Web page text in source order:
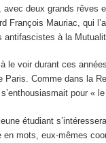
avec deux grands rêves
François Mauriac, qui
à la
à le voir durant ces
Paris. Comme dans la
s’enthousiasmait pour
étudiant
mots, eux-mêmes